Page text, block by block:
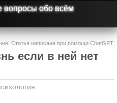
вопросы обо всём
Статья написана при помощи ChatGPT
если в ней нет